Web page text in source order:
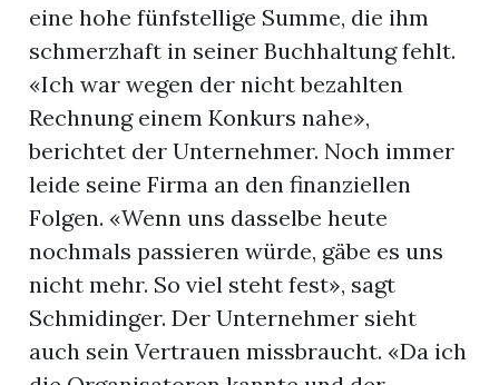
eine hohe fünfstellige Summe, die ihm
schmerzhaft in seiner Buchhaltung fehlt.
«Ich war wegen der nicht bezahlten
Rechnung einem Konkurs nahe»,
berichtet der Unternehmer. Noch immer
leide seine Firma an den finanziellen
Folgen. «Wenn uns dasselbe heute
nochmals passieren würde, gäbe es uns
nicht mehr. So viel steht fest», sagt
Schmidinger. Der Unternehmer sieht
auch sein Vertrauen missbraucht. «Da ich